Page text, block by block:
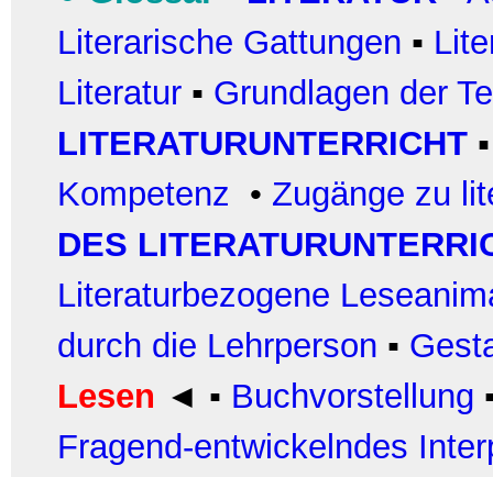
Literarische Gattungen ▪
Literatur ▪ Grundlagen der
LITERATURUNTERRICHT
Kompetenz • Zugänge zu
DES
Literaturbezogene
durch die Lehrperson ▪
Lesen ◄ ▪ Buchvorstellung
Fragend-entwickelndes